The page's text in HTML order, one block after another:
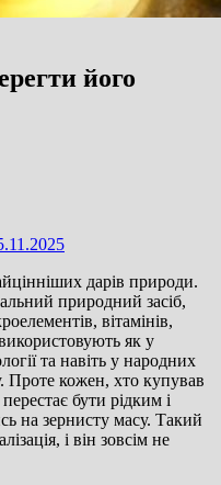
його
дарів природи.
природний засіб,
вітамінів,
як у
та навіть у народних
Проте кожен, хто купував
бути рідким і
на зернисту масу. Такий
і він зовсім не